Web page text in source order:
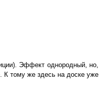
Эффект однородный, но,
К тому же здесь на доске уже